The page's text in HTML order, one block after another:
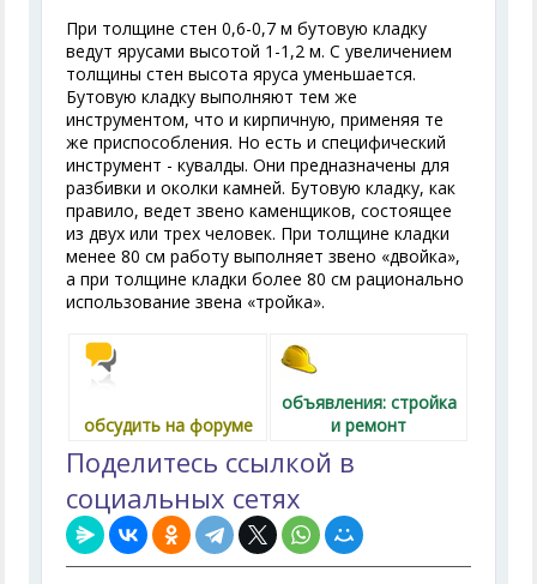
При толщине стен 0,6-0,7 м бутовую кладку
ведут ярусами высотой 1-1,2 м. С увеличением
толщины стен высота яруса уменьшается.
Бутовую кладку выполняют тем же
инструментом, что и кирпичную, применяя те
же приспособления. Но есть и специфический
инструмент - кувалды. Они предназначены для
разбивки и околки камней. Бутовую кладку, как
правило, ведет звено каменщиков, состоящее
из двух или трех человек. При толщине кладки
менее 80 см работу выполняет звено «двойка»,
а при толщине кладки более 80 см рационально
использование звена «тройка».
обсудить на форуме
объявления: стройка
и ремонт
Поделитесь ссылкой в
социальных сетях